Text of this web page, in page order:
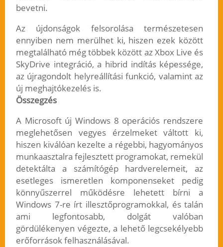
bevetni.
Az újdonságok felsorolása természetesen
ennyiben nem merülhet ki, hiszen ezek között
megtalálható még többek között az Xbox Live és
SkyDrive integráció, a hibrid indítás képessége,
az újragondolt helyreállítási funkció, valamint az
új meghajtókezelés is.
Összegzés
A Microsoft új Windows 8 operációs rendszere
meglehetősen vegyes érzelmeket váltott ki,
hiszen kiválóan kezelte a régebbi, hagyományos
munkaasztalra fejlesztett programokat, remekül
detektálta a számítógép hardverelemeit, az
esetleges ismeretlen komponenseket pedig
könnyűszerrel működésre lehetett bírni a
Windows 7-re írt illesztőprogramokkal, és talán
ami legfontosabb, dolgát valóban
gördülékenyen végezte, a lehető legcsekélyebb
erőforrások felhasználásával.